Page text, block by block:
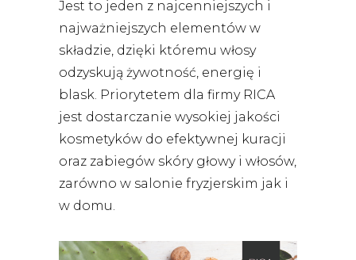
Jest to jeden z najcenniejszych i
najważniejszych elementów w
składzie, dzięki któremu włosy
odzyskują żywotność, energię i
blask. Priorytetem dla firmy RICA
jest dostarczanie wysokiej jakości
kosmetyków do efektywnej kuracji
oraz zabiegów skóry głowy i włosów,
zarówno w salonie fryzjerskim jak i
w domu.